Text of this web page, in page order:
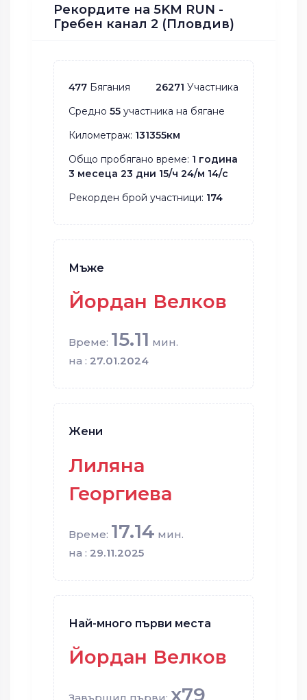
Рекордите на 5KM RUN -
Гребен канал 2 (Пловдив)
477 Бягания 26271 Участника
Средно 55 участника на бягане
Километраж: 131355км
Общо пробягано време: 1 година
3 месеца 23 дни 15/ч 24/м 14/с
Рекорден брой участници: 174
Мъже
Йордан Велков
Време: 15.11 мин.
на : 27.01.2024
Жени
Лиляна
Георгиева
Време: 17.14 мин.
на : 29.11.2025
Най-много първи места
Йордан Велков
x79